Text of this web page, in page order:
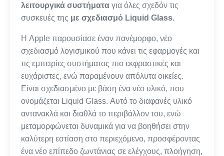
λειτουργικά συστήματαγια όλες σχεδόν τις
συσκευές της με σχεδιασμό Liquid Glass.
Η Apple παρουσίασε έναν πανέμορφο, νέο
σχεδιασμό λογισμικού που κάνει τις εφαρμογές και
τις εμπειρίες συστήματος πιο εκφραστικές και
ευχάριστες, ενώ παραμένουν απόλυτα οικείες.
Είναι σχεδιασμένο με βάση ένα νέο υλικό, που
ονομάζεται Liquid Glass. Αυτό το διαφανές υλικό
αντανακλά και διαθλά το περιβάλλον του, ενώ
μεταμορφώνεται δυναμικά για να βοηθήσει στην
καλύτερη εστίαση στο περιεχόμενο, προσφέροντας
ένα νέο επίπεδο ζωντάνιας σε ελέγχους, πλοήγηση,